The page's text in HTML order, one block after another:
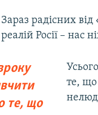
Зараз радісних
реалій Росії – нас
те, що
те, що